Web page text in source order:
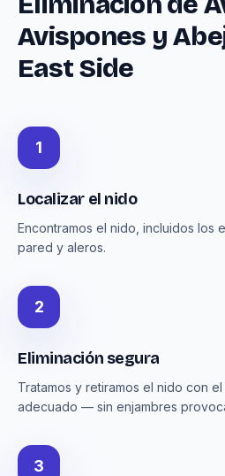
Avispones y
East Side
1
Localizar el nido
Encontramos el nido, incluidos los
pared y aleros.
2
Eliminación segura
Tratamos y retiramos el nido con
adecuado — sin enjambres
3